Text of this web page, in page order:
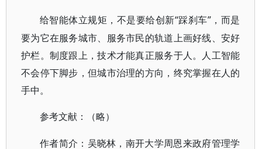
给智能体立规矩，不是要给创新“踩刹车”，而是
要为它在服务城市、服务市民的轨道上画好线、安好
护栏。制度跟上，技术才能真正服务于人。人工智能
不会停下脚步，但城市治理的方向，终究掌握在人的
手中。
参考文献 ：（略）
作者简介 ：吴晓林，南开大学周恩来政府管理学